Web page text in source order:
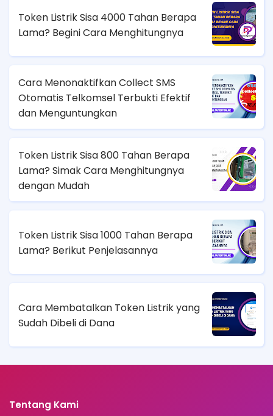
Token Listrik Sisa 4000 Tahan Berapa
Lama? Begini Cara Menghitungnya
Cara Menonaktifkan Collect SMS
Otomatis Telkomsel Terbukti Efektif
dan Menguntungkan
Token Listrik Sisa 800 Tahan Berapa
Lama? Simak Cara Menghitungnya
dengan Mudah
Token Listrik Sisa 1000 Tahan Berapa
Lama? Berikut Penjelasannya
Cara Membatalkan Token Listrik yang
Sudah Dibeli di Dana
Tentang Kami